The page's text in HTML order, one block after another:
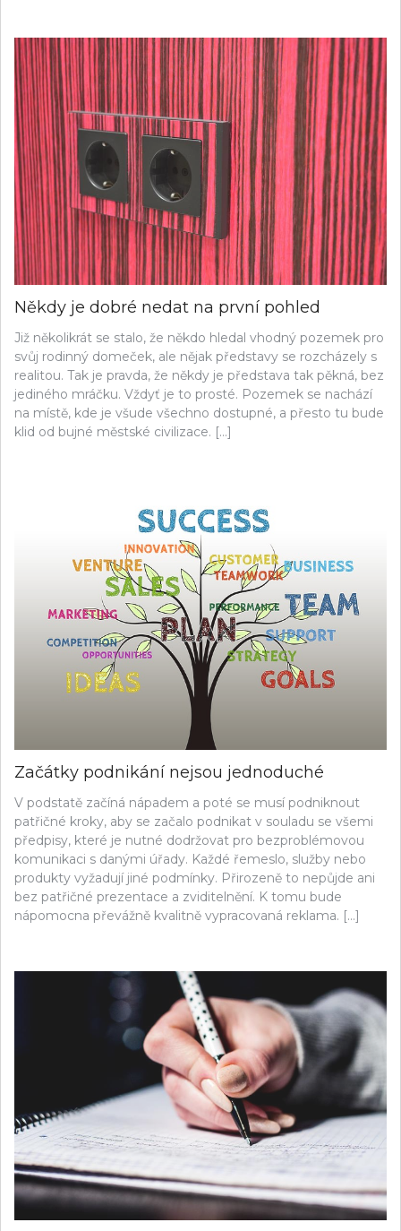
Někdy je dobré nedat na první pohled
Již několikrát se stalo, že někdo hledal vhodný pozemek pro
svůj rodinný domeček, ale nějak představy se rozcházely s
realitou. Tak je pravda, že někdy je představa tak pěkná, bez
jediného mráčku. Vždyť je to prosté. Pozemek se nachází
na místě, kde je všude všechno dostupné, a přesto tu bude
klid od bujné městské civilizace. […]
Začátky podnikání nejsou jednoduché
V podstatě začíná nápadem a poté se musí podniknout
patřičné kroky, aby se začalo podnikat v souladu se všemi
předpisy, které je nutné dodržovat pro bezproblémovou
komunikaci s danými úřady. Každé řemeslo, služby nebo
produkty vyžadují jiné podmínky. Přirozeně to nepůjde ani
bez patřičné prezentace a zviditelnění. K tomu bude
nápomocna převážně kvalitně vypracovaná reklama. […]